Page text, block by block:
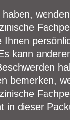
Ihnen
kann
bemerken,
in dieser